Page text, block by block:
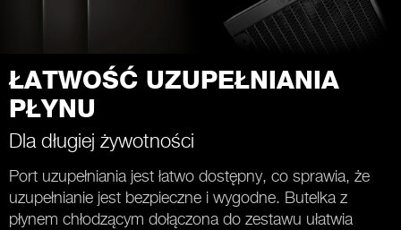
ŁATWOŚĆ UZUPEŁNIANIA
PŁYNU
Dla długiej żywotności
Port uzupełniania jest łatwo dostępny, co sprawia, że
uzupełnianie jest bezpieczne i wygodne. Butelka z
płynem chłodzącym dołączona do zestawu ułatwia